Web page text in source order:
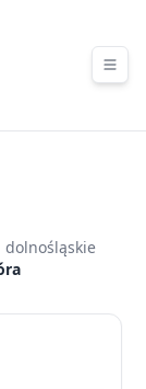
dolnośląskie